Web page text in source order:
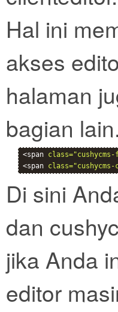
Hal ini
akses
halaman
bagian
<span
<span class="cushycms-
Di sini
dan
jika Anda
editor